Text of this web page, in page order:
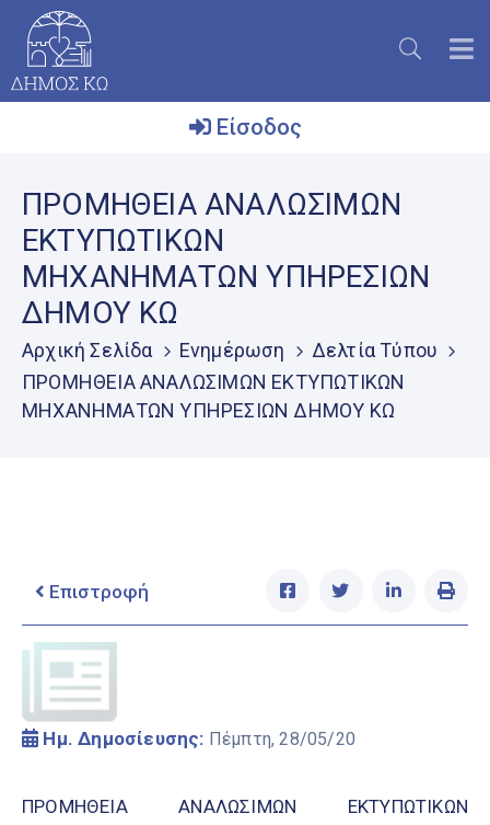
Δήμος
Το
Νησί
Ενημέρωση
Επικοινωνία
Μητρώο
Είσοδος
ΠΡΟΜΗΘΕΙΑ ΑΝΑΛΩΣΙΜΩΝ
ΕΚΤΥΠΩΤΙΚΩΝ
ΜΗΧΑΝΗΜΑΤΩΝ ΥΠΗΡΕΣΙΩΝ
ΔΗΜΟΥ ΚΩ
Αρχική Σελίδα Ενημέρωση
Δελτία Τύπου
ΠΡΟΜΗΘΕΙΑ ΑΝΑΛΩΣΙΜΩΝ ΕΚΤΥΠΩΤΙΚΩΝ
ΜΗΧΑΝΗΜΑΤΩΝ ΥΠΗΡΕΣΙΩΝ ΔΗΜΟΥ ΚΩ
Επιστροφή
Ημ. Δημοσίευσης: Πέμπτη, 28/05/20
ΠΡΟΜΗΘΕΙΑ ΑΝΑΛΩΣΙΜΩΝ ΕΚΤΥΠΩΤΙΚΩΝ